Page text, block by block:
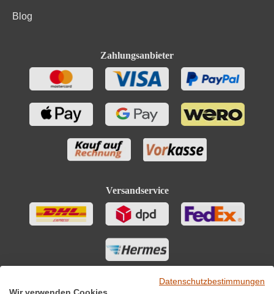
Blog
Zahlungsanbieter
Versandservice
Datenschutzbestimmungen